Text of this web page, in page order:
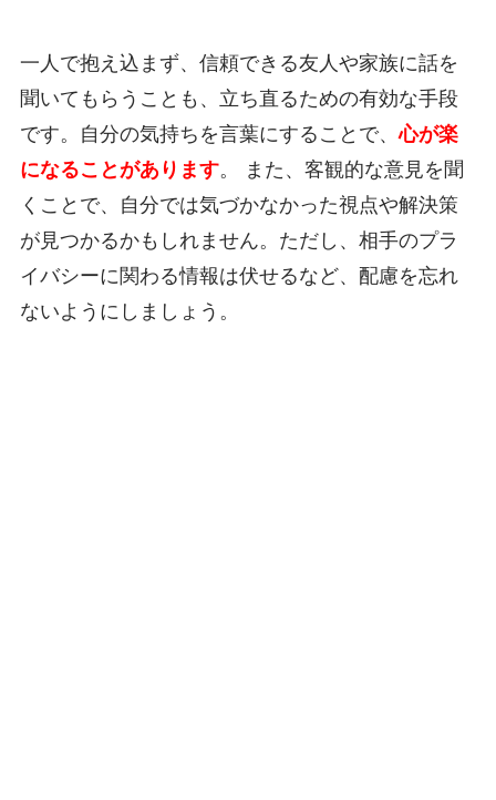
一人で抱え込まず、信頼できる友人や家族に話を
聞いてもらうことも、立ち直るための有効な手段
です。自分の気持ちを言葉にすることで、心が楽
になることがあります。 また、客観的な意見を聞
くことで、自分では気づかなかった視点や解決策
が見つかるかもしれません。ただし、相手のプラ
イバシーに関わる情報は伏せるなど、配慮を忘れ
ないようにしましょう。